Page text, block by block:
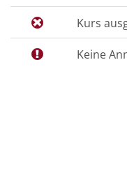
Kurs
Keine